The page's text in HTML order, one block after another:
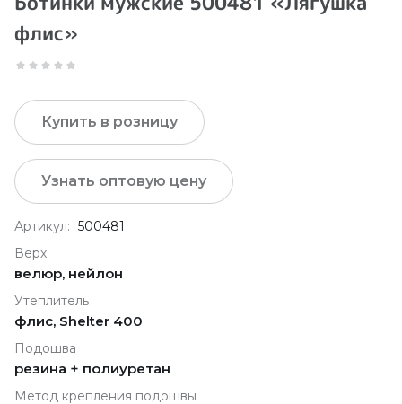
флис»
Узнать оптовую цену
Купить в розницу
Артикул: 500481
Верх
велюр, нейлон
Утеплитель
флис, Shelter 400
Подошва
резина + полиуретан
Метод крепления подошвы